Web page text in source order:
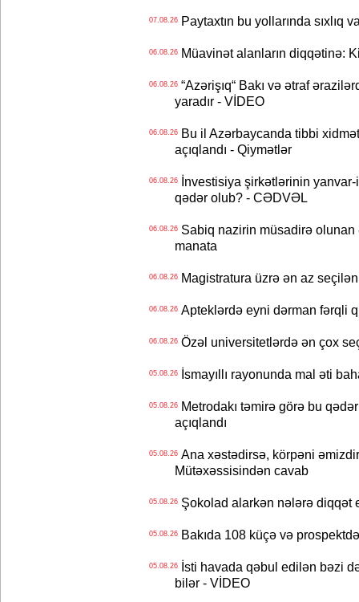
07.08.26Paytaxtın bu yollarında sıxlıq
06.08.26Müavinət alanların diqqətinə:
06.08.26“Azərişıq“ Bakı və ətraf
yaradır - VİDEO
06.08.26Bu il Azərbaycanda tibbi
açıqlandı - Qiymətlər
06.08.26İnvestisiya şirkətlərinin yanvar-
qədər olub? - CƏDVƏL
06.08.26Sabiq nazirin müsadirə olunan
manata
06.08.26Magistratura üzrə ən az
06.08.26Apteklərdə eyni dərman fərqli
06.08.26Özəl universitetlərdə ən çox
05.08.26İsmayıllı rayonunda mal əti
05.08.26Metrodakı təmirə görə bu
açıqlandı
05.08.26Ana xəstədirsə, körpəni
Mütəxəssisindən cavab
05.08.26Şokolad alarkən nələrə diqqət
05.08.26Bakıda 108 küçə və
05.08.26İsti havada qəbul edilən bəzi
bilər - VİDEO